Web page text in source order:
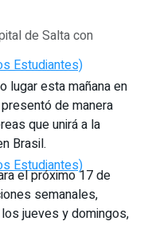
Estudiantes)
Estudiantes)
de Salta con
lugar esta mañana en
presentó de manera
que unirá a la
Brasil.
el próximo 17 de
semanales,
jueves y domingos,